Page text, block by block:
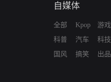
自媒体
全部
科普
国风
Kpop
汽车
搞笑
游戏
科技
出